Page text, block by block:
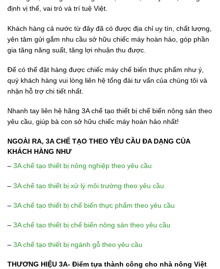
định vị thế, vai trò và trí tuệ Việt.
Khách hàng cả nước từ đây đã có được địa chỉ uy tín, chất lượng,
yên tâm gửi gắm nhu cầu sở hữu chiếc máy hoàn hảo, góp phần
gia tăng năng suất, tăng lợi nhuận thu được.
Để có thể đặt hàng được chiếc máy chế biến thực phẩm như ý,
quý khách hàng vui lòng liên hệ tổng đài tư vấn của chúng tôi và
nhận hỗ trợ chi tiết nhất.
Nhanh tay liên hệ hãng 3A chế tạo thiết bị chế biến nông sản theo
yêu cầu, giúp bà con sở hữu chiếc máy hoàn hảo nhất!
NGOÀI RA, 3A CHẾ TẠO THEO YÊU CẦU ĐA DẠNG CỦA
KHÁCH HÀNG NHƯ
– 3A chế tạo thiết bị nông nghiệp theo yêu cầu
– 3A chế tạo thiết bị xử lý môi trường theo yêu cầu
– 3A chế tạo thiết bị chế biến thực phẩm theo yêu cầu
– 3A chế tạo thiết bị chế biến nông sản theo yêu cầu
– 3A chế tạo thiết bị ngành gỗ theo yêu cầu
THƯƠNG HIỆU 3A- Điểm tựa thành công cho nhà nông Việt